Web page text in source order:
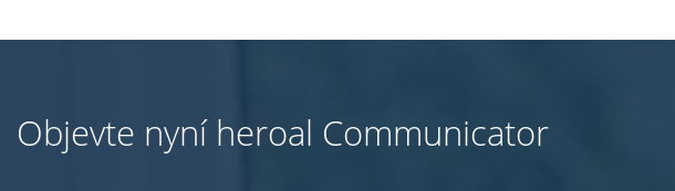
Objevte nyní heroal Communicator